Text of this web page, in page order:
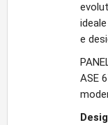
e
ASE